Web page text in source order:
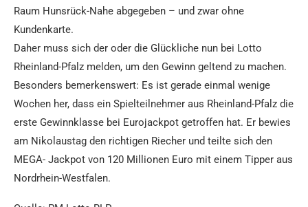
Raum Hunsrück-Nahe abgegeben – und zwar ohne
Kundenkarte.
Daher muss sich der oder die Glückliche nun bei Lotto
Rheinland-Pfalz melden, um den Gewinn geltend zu machen.
Besonders bemerkenswert: Es ist gerade einmal wenige
Wochen her, dass ein Spielteilnehmer aus Rheinland-Pfalz die
erste Gewinnklasse bei Eurojackpot getroffen hat. Er bewies
am Nikolaustag den richtigen Riecher und teilte sich den
MEGA- Jackpot von 120 Millionen Euro mit einem Tipper aus
Nordrhein-Westfalen.